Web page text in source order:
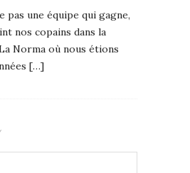
pas une équipe qui gagne,
nos copains dans la
Norma où nous étions
[…]